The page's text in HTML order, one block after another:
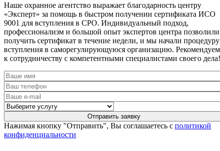
Наше охранное агентство выражает благодарность центру
«Эксперт» за помощь в быстром получении сертификата ИСО
9001 для вступления в СРО. Индивидуальный подход,
профессионализм и большой опыт экспертов центра позволили
получить сертификат в течение недели, и мы начали процедуру
вступления в саморегулирующуюся организацию. Рекомендуем
к сотрудничеству с компетентными специалистами своего дела!
Нажимая кнопку "Отправить", Вы соглашаетесь с политикой
конфиденциальности